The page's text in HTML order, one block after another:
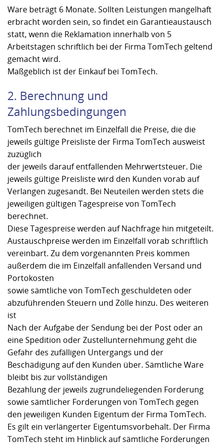
Ware beträgt 6 Monate. Sollten Leistungen mangelhaft
erbracht worden sein, so findet ein Garantieaustausch
statt, wenn die Reklamation innerhalb von 5
Arbeitstagen schriftlich bei der Firma TomTech geltend
gemacht wird.
Maßgeblich ist der Einkauf bei TomTech.
2. Berechnung und
Zahlungsbedingungen
TomTech berechnet im Einzelfall die Preise, die die
jeweils gültige Preisliste der Firma TomTech ausweist
zuzüglich
der jeweils darauf entfallenden Mehrwertsteuer. Die
jeweils gültige Preisliste wird den Kunden vorab auf
Verlangen zugesandt. Bei Neuteilen werden stets die
jeweiligen gültigen Tagespreise von TomTech
berechnet.
Diese Tagespreise werden auf Nachfrage hin mitgeteilt.
Austauschpreise werden im Einzelfall vorab schriftlich
vereinbart. Zu dem vorgenannten Preis kommen
außerdem die im Einzelfall anfallenden Versand und
Portokosten
sowie sämtliche von TomTech geschuldeten oder
abzuführenden Steuern und Zölle hinzu. Des weiteren
ist
Nach der Aufgabe der Sendung bei der Post oder an
eine Spedition oder Zustellunternehmung geht die
Gefahr des zufälligen Untergangs und der
Beschädigung auf den Kunden über. Sämtliche Ware
bleibt bis zur vollständigen
Bezahlung der jeweils zugrundeliegenden Forderung
sowie sämtlicher Forderungen von TomTech gegen
den jeweiligen Kunden Eigentum der Firma TomTech.
Es gilt ein verlängerter Eigentumsvorbehalt. Der Firma
TomTech steht im Hinblick auf sämtliche Forderungen